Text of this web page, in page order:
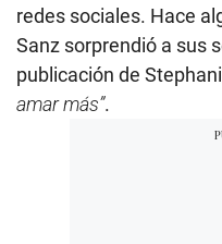
redes sociales. Hace
Sanz sorprendió a sus
publicación de
amar más”.